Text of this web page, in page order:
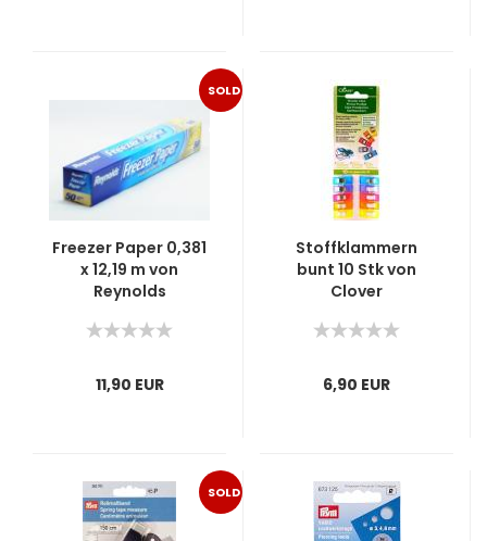
SOLD
Freezer Paper 0,381
x 12,19 m von
Reynolds
11,90 EUR
Stoffklammern
bunt 10 Stk von
Clover
6,90 EUR
SOLD